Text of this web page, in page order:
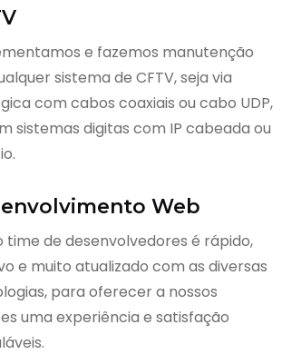
e fazemos manutenção
sistema de CFTV, seja via
com cabos coaxiais ou cabo UDP,
sistemas digitas com IP cabeada ou
Web
time de desenvolvedores é rápido,
e muito atualizado com as diversas
para oferecer a nossos
uma experiência e satisfação